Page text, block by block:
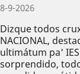
8-9-2026
Dizque todos
NACIONAL,
ultimátum pa'
sorprendido,